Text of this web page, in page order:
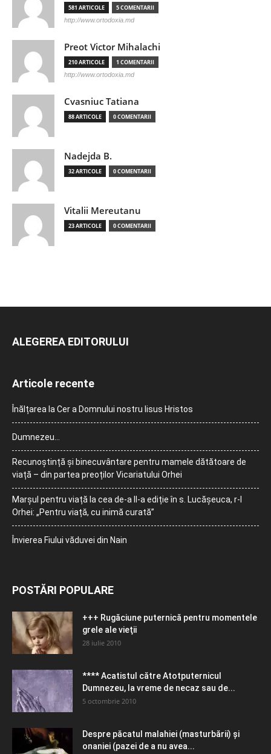
581 ARTICOLE 5 COMENTARII
http://www.ortodoxia.md
Preot Victor Mihalachi
210 ARTICOLE 1 COMENTARII
http://www.ortodoxia.md
Cvasniuc Tatiana
88 ARTICOLE 0 COMENTARII
Nadejda B.
32 ARTICOLE 0 COMENTARII
Vitalii Mereutanu
23 ARTICOLE 0 COMENTARII
ALEGEREA EDITORULUI
Articole recente
Înălțarea la Cer a Domnului nostru Iisus Hristos
Dumnezeu…
Recunoștință și binecuvântare pentru mamele dătătoare de
viață – din partea preoților Vicariatului Orhei
Marșul pentru viață la cea de-a II-a ediție în s. Lucășeuca, r-l
Orhei: „Pentru viață, cu inimă curată”
Învierea Fiului văduvei din Nain
POSTĂRI POPULARE
+++ Rugăciune puternică pentru momentele
grele ale vieţii
28 iulie 2010
**** Acatistul către Atotputernicul
Dumnezeu, la vreme de necaz sau de...
5 octombrie 2010
Despre păcatul malahiei (masturbării) şi
onaniei (pazei de a nu avea...